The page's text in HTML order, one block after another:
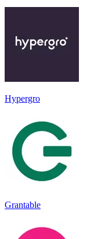
Hypergro
Grantable